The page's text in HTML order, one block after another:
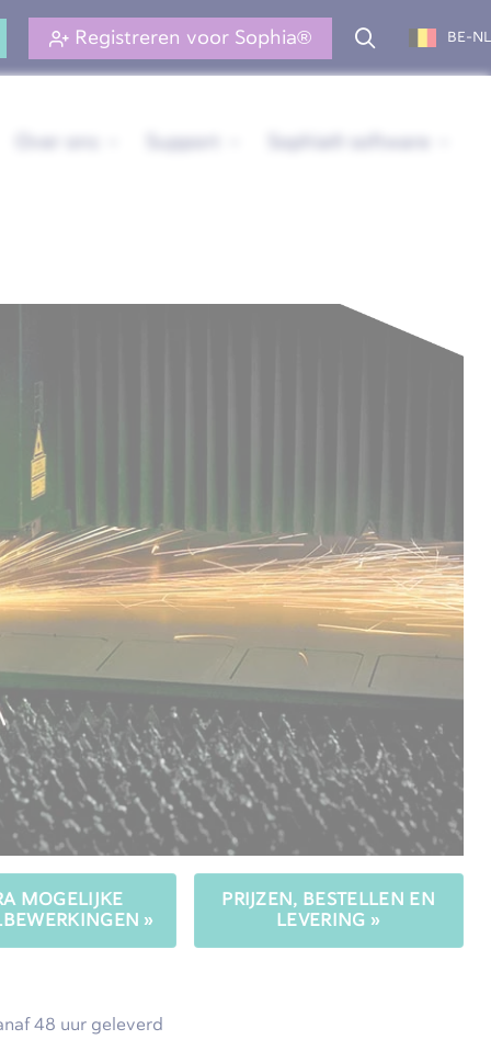
Registreren voor Sophia® BE-NL
MOGELIJKE
»
PRIJZEN, BESTELLEN EN
LEVERING »
48 uur geleverd